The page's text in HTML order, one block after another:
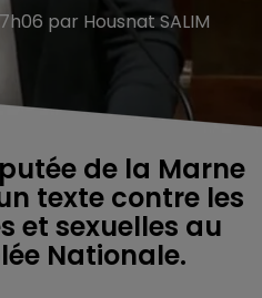
par Housnat SALIM
de la Marne
texte contre les
et sexuelles au
Nationale.